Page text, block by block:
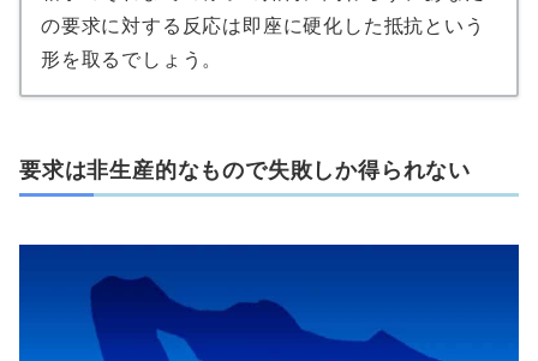
の要求に対する反応は即座に硬化した抵抗という
形を取るでしょう。
要求は非生産的なもので失敗しか得られない